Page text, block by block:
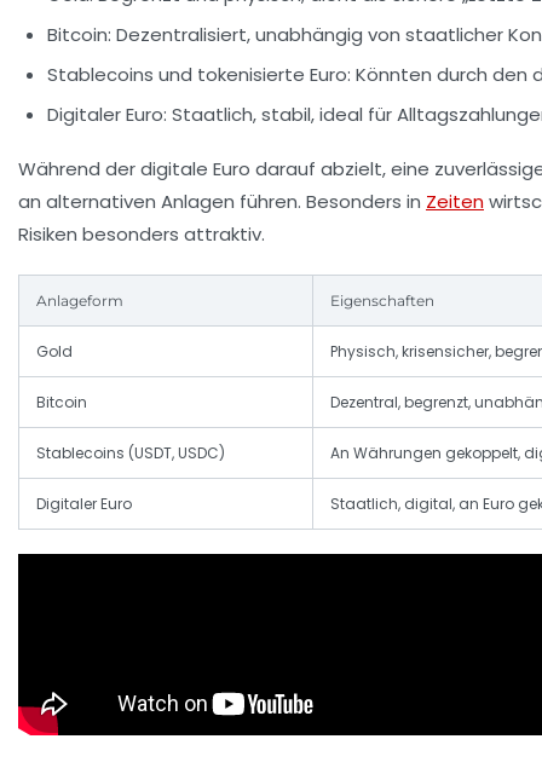
Bitcoin: Dezentralisiert, unabhängig von staatlicher
Stablecoins und tokenisierte Euro: Könnten durch den
Digitaler Euro: Staatlich, stabil, ideal für
Während der digitale Euro darauf abzielt, eine
an alternativen Anlagen führen. Besonders in Zeiten
Risiken besonders attraktiv.
Anlageform Eigenschaften
Gold Physisch, krisensicher,
Bitcoin Dezentral, begrenzt,
Stablecoins (USDT, USDC) An Währungen gekoppelt,
Digitaler Euro Staatlich, digital, an Euro